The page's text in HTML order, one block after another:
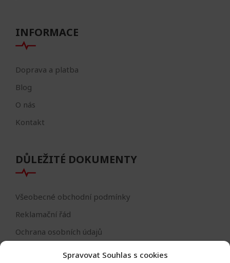
Spravovat Souhlas s cookies
INFORMACE
Doprava a platba
Blog
O nás
Kontakt
DŮLEŽITÉ DOKUMENTY
Všeobecné obchodní podmínky
Reklamační řád
Ochrana osobních údajů